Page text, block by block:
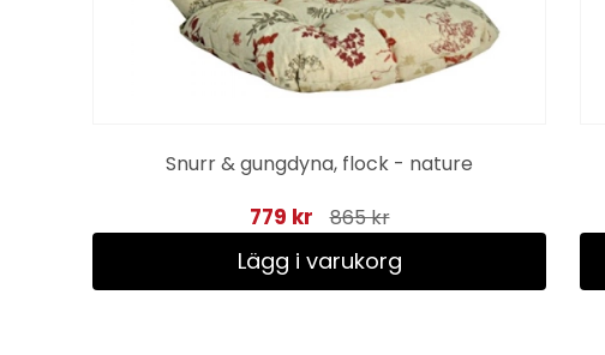
Snurr & gungdyna, flock - nature
779 kr 865 kr
Lägg i varukorg